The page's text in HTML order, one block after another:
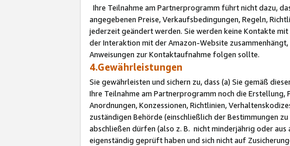
Ihre Teilnahme am Partnerprogramm führt nicht dazu,
angegebenen Preise, Verkaufsbedingungen, Regeln,
jederzeit geändert werden. Sie werden keine Kontakte
der Interaktion mit der Amazon-Website
Anweisungen zur Kontaktaufnahme folgen sollte.
4.Gewährleistungen
Sie gewährleisten und sichern zu, dass (a) Sie gemäß
Ihre Teilnahme am Partnerprogramm noch die
Anordnungen, Konzessionen, Richtlinien,
zuständigen Behörde (einschließlich der Bestimmungen
abschließen dürfen (also z. B. nicht minderjährig oder
eigenständig geprüft haben und sich nicht auf